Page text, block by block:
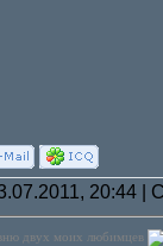
20:44 |
двух моих любимцев